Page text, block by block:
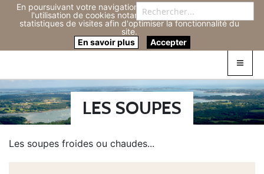
En poursuivant votre navigation sur ce site, vous acceptez
l'utilisation de cookies notamment pour réaliser des
statistiques de visites afin d'optimiser la fonctionnalité du
site.
En savoir plus
Accepter
Connexion
LES SOUPES
Les soupes froides ou chaudes...